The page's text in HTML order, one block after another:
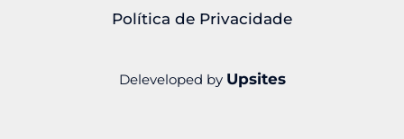
Política de Privacidade
Deleveloped by Upsites